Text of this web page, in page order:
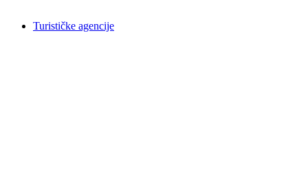
Turističke agencije